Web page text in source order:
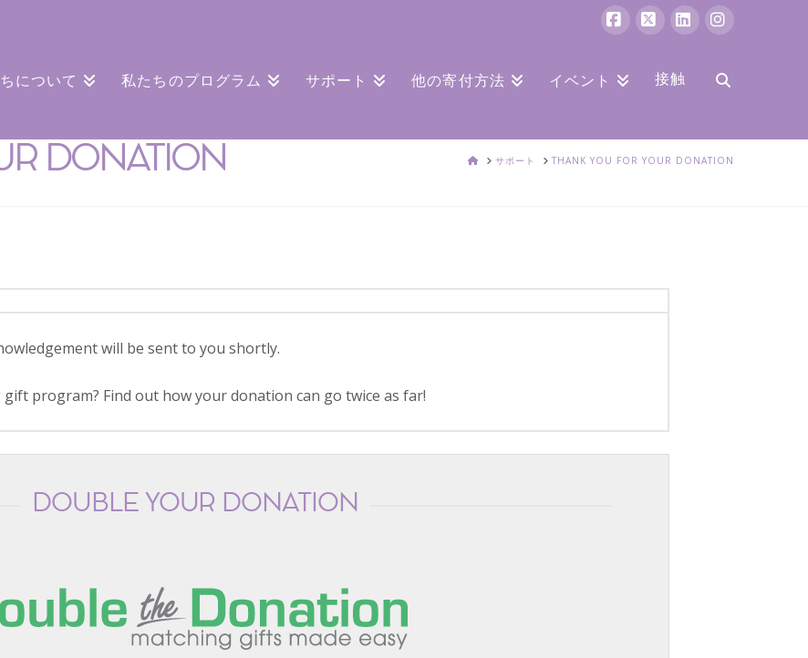
ェ
ス
ブ
ツ
ン
ト
イ
ン
タ
グ
について 私たちのプログラム サポート 他の寄付方法 イベント 接触
DONATION 家 サポート THANK YOU FOR YOUR DONATION
will be sent to you shortly.
program? Find out how your donation can go twice as far!
DOUBLE YOUR DONATION